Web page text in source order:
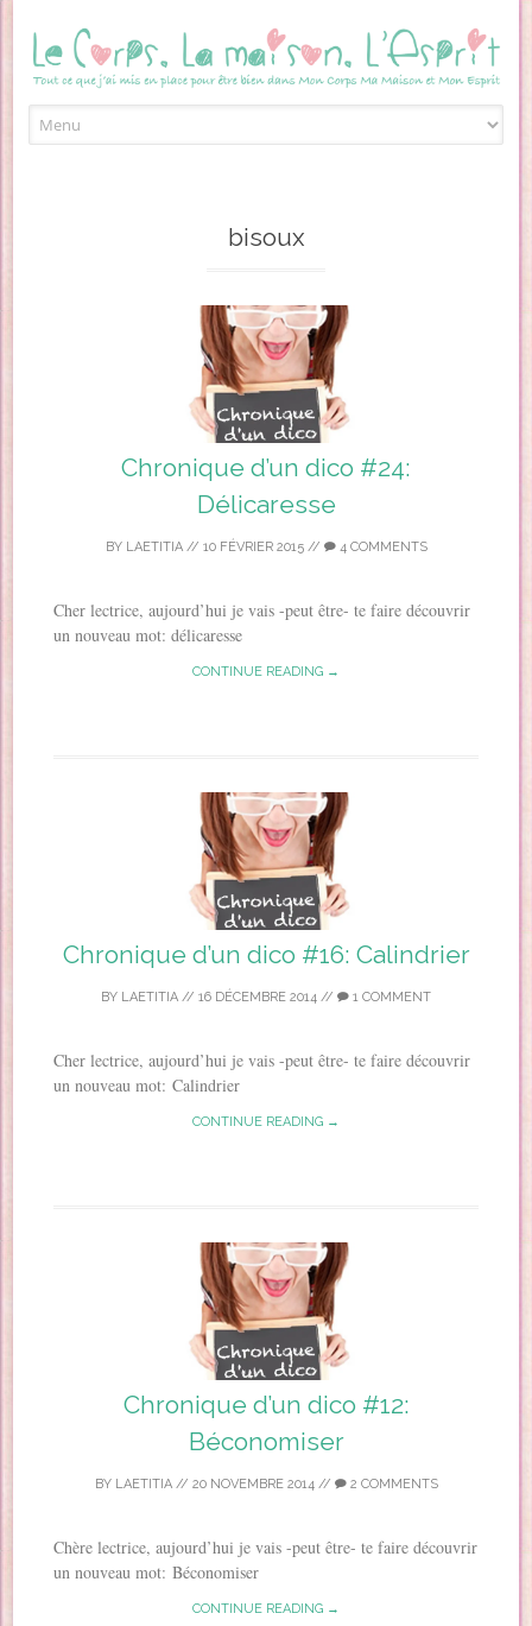
bisoux
Chronique d’un dico #24:
Délicaresse
BY LAETITIA// 10 FÉVRIER 2015// 4 COMMENTS
Cher lectrice, aujourd’hui je vais -peut être- te faire découvrir
un nouveau mot: délicaresse
CONTINUE READING →
Chronique d’un dico #16: Calindrier
BY LAETITIA // 16 DÉCEMBRE 2014 // 1 COMMENT
Cher lectrice, aujourd’hui je vais -peut être- te faire découvrir
un nouveau mot: Calindrier
CONTINUE READING →
Chronique d’un dico #12:
Béconomiser
BY LAETITIA// 20 NOVEMBRE 2014 // 2 COMMENTS
Chère lectrice, aujourd’hui je vais -peut être- te faire découvrir
un nouveau mot: Béconomiser
CONTINUE READING →